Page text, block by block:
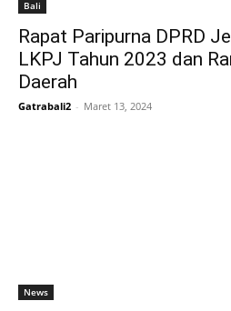
Bali
Rapat Paripurna DPRD
LKPJ Tahun 2023 dan
Daerah
Gatrabali2 - Maret 13, 2024
News